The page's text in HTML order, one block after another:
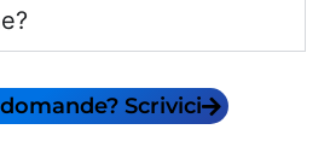
Scrivici